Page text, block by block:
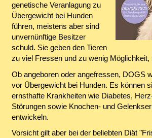
genetische Veranlagung zu
Übergewicht bei Hunden
führen, meistens aber sind
unvernünftige Besitzer
schuld. Sie geben den Tieren
zu viel Fressen und zu wenig Möglichkeit,
Ob angeboren oder angefressen, DOGS
vor Übergewicht bei Hunden. Es können
ernsthafte Krankheiten wie Diabetes,
Störungen sowie Knochen- und
entwickeln.
Vorsicht gilt aber bei der beliebten Diät